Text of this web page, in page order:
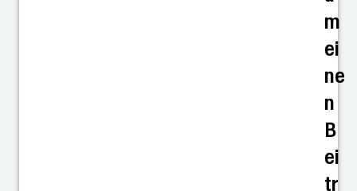
m
ei
ne
n
B
ei
tr